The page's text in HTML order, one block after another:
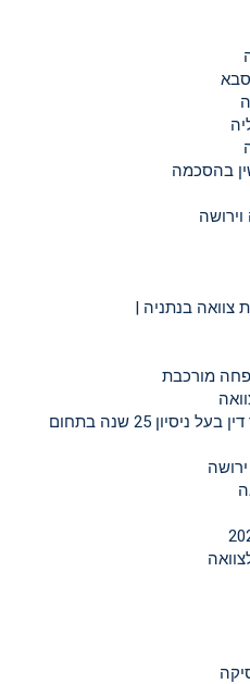
סבא
בהסכמה
צוואה בנתניה |
מורכבת
מדריך לעריכת צוואה ע"י עורך דין בעל ניסיון 25 שנה בתחום